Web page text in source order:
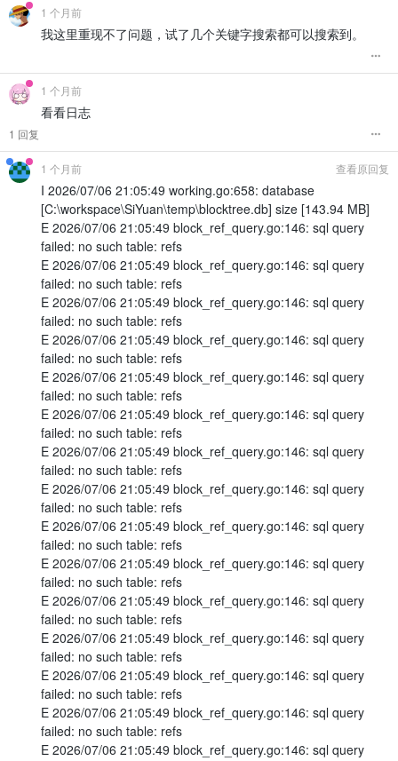
1 个月前
我这里重现不了问题，试了几个关键字搜索都可以搜索到。
1 个月前
看看日志
1 回复
1 个月前 查看原回复
I 2026/07/06 21:05:49 working.go:658: database
[C:\workspace\SiYuan\temp\blocktree.db] size [143.94 MB]
E 2026/07/06 21:05:49 block_ref_query.go:146: sql query
failed: no such table: refs
E 2026/07/06 21:05:49 block_ref_query.go:146: sql query
failed: no such table: refs
E 2026/07/06 21:05:49 block_ref_query.go:146: sql query
failed: no such table: refs
E 2026/07/06 21:05:49 block_ref_query.go:146: sql query
failed: no such table: refs
E 2026/07/06 21:05:49 block_ref_query.go:146: sql query
failed: no such table: refs
E 2026/07/06 21:05:49 block_ref_query.go:146: sql query
failed: no such table: refs
E 2026/07/06 21:05:49 block_ref_query.go:146: sql query
failed: no such table: refs
E 2026/07/06 21:05:49 block_ref_query.go:146: sql query
failed: no such table: refs
E 2026/07/06 21:05:49 block_ref_query.go:146: sql query
failed: no such table: refs
E 2026/07/06 21:05:49 block_ref_query.go:146: sql query
failed: no such table: refs
E 2026/07/06 21:05:49 block_ref_query.go:146: sql query
failed: no such table: refs
E 2026/07/06 21:05:49 block_ref_query.go:146: sql query
failed: no such table: refs
E 2026/07/06 21:05:49 block_ref_query.go:146: sql query
failed: no such table: refs
E 2026/07/06 21:05:49 block_ref_query.go:146: sql query
failed: no such table: refs
E 2026/07/06 21:05:49 block_ref_query.go:146: sql query